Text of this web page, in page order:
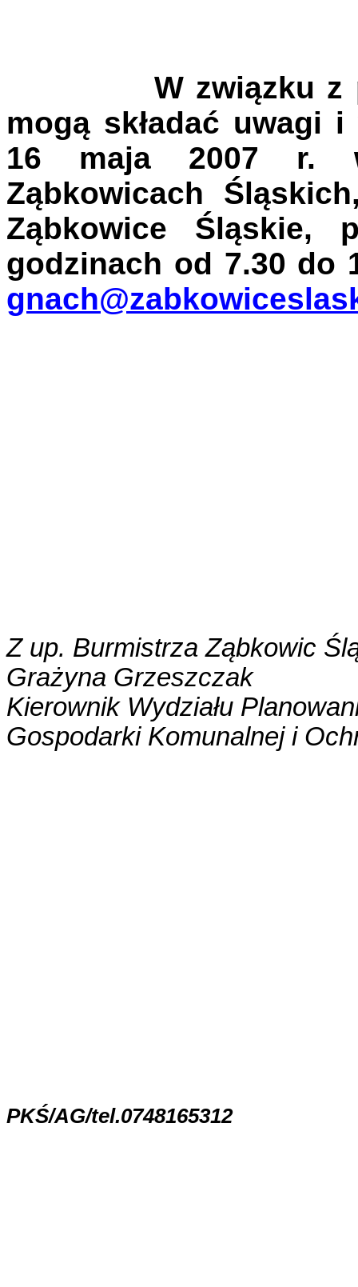
W związku z
mogą składać uwagi
16 maja 2007 r.
Ząbkowicach
Ząbkowice
godzinach od 7.30 do
Z up. Burmistrza Ząbkowic
Grażyna Grzeszczak
Kierownik Wydziału
Gospodarki Komunalnej i
PKŚ/AG/tel.0748165312